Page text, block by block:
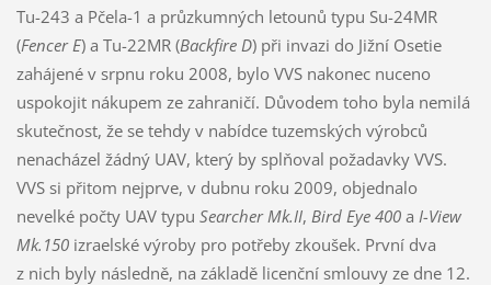
Tu-243 a Pčela-1 a průzkumných letounů typu Su-24MR
(Fencer E) a Tu-22MR (Backfire D) při invazi do Jižní Osetie
zahájené v srpnu roku 2008, bylo VVS nakonec nuceno
uspokojit nákupem ze zahraničí. Důvodem toho byla nemilá
skutečnost, že se tehdy v nabídce tuzemských výrobců
nenacházel žádný UAV, který by splňoval požadavky VVS.
VVS si přitom nejprve, v dubnu roku 2009, objednalo
nevelké počty UAV typu Searcher Mk.II, Bird Eye 400a I-View
Mk.150izraelské výroby pro potřeby zkoušek. První dva
z nich byly následně, na základě licenční smlouvy ze dne 12.